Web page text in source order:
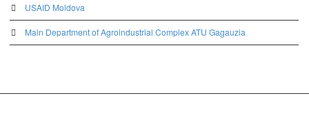
USAID Moldova
Main Department of Agroindustrial Complex ATU Gagauzia